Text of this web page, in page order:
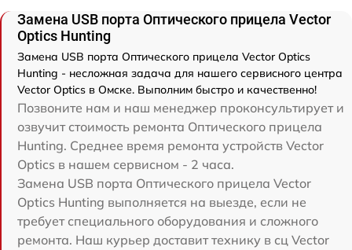
Замена USB порта Оптического прицела Vector
Optics Hunting
Замена USB порта Оптического прицела Vector Optics
Hunting - несложная задача для нашего сервисного центра
Vector Optics в Омске. Выполним быстро и качественно!
Позвоните нам и наш менеджер проконсультирует и
озвучит стоимость ремонта Оптического прицела
Hunting. Среднее время ремонта устройств Vector
Optics в нашем сервисном - 2 часа.
Замена USB порта Оптического прицела Vector
Optics Hunting выполняется на выезде, если не
требует специального оборудования и сложного
ремонта. Наш курьер доставит технику в сц Vector